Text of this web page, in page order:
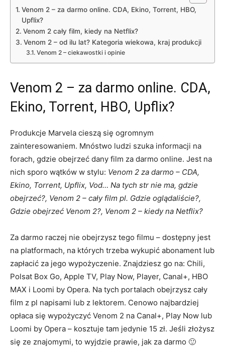
Venom 2 – za darmo online. CDA, Ekino, Torrent, HBO,
Upflix?
Venom 2 cały film, kiedy na Netflix?
Venom 2 – od ilu lat? Kategoria wiekowa, kraj produkcji
Venom 2 – ciekawostki i opinie
Venom 2 – za darmo online. CDA,
Ekino, Torrent, HBO, Upflix?
Produkcje Marvela cieszą się ogromnym
zainteresowaniem. Mnóstwo ludzi szuka informacji na
forach, gdzie obejrzeć dany film za darmo online. Jest na
nich sporo wątków w stylu: Venom 2 za darmo – CDA,
Ekino, Torrent, Upflix, Vod… Na tych str nie ma, gdzie
obejrzeć?, Venom 2 – cały film pl. Gdzie oglądaliście?,
Gdzie obejrzeć Venom 2?, Venom 2 – kiedy na Netflix?
Za darmo raczej nie obejrzysz tego filmu – dostępny jest
na platformach, na których trzeba wykupić abonament lub
zapłacić za jego wypożyczenie. Znajdziesz go na: Chili,
Polsat Box Go, Apple TV, Play Now, Player, Canal+, HBO
MAX i Loomi by Opera. Na tych portalach obejrzysz cały
film z pl napisami lub z lektorem. Cenowo najbardziej
opłaca się wypożyczyć Venom 2 na Canal+, Play Now lub
Loomi by Opera – kosztuje tam jedynie 15 zł. Jeśli złożysz
się ze znajomymi, to wyjdzie prawie, jak za darmo 🙂